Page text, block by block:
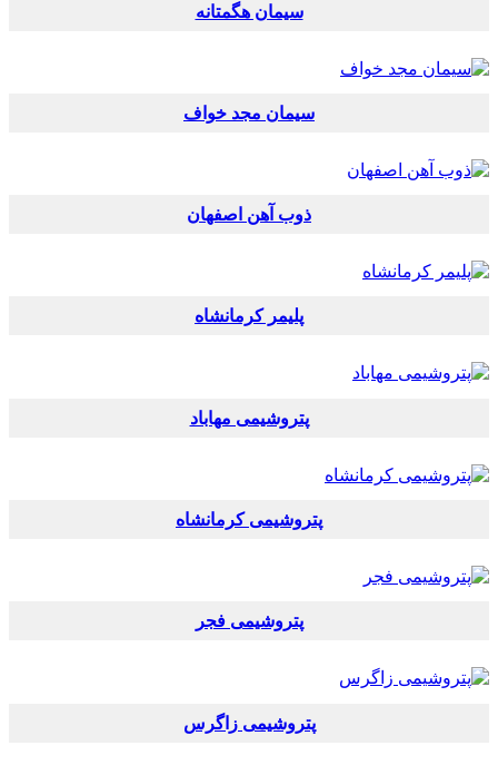
سیمان هگمتانه
سیمان مجد خواف
ذوب آهن اصفهان
پلیمر کرمانشاه
پتروشیمی مهاباد
پتروشیمی کرمانشاه
پتروشیمی فجر
پتروشیمی زاگرس